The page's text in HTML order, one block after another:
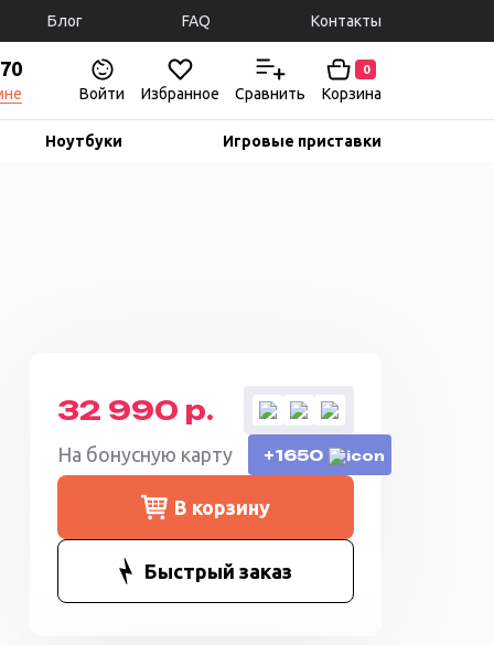
Блог FAQ Контакты
Войти Избранное Сравнить
0
Корзина
Ноутбуки Игровые приставки
32 990 р.
На бонусную карту +1650
В корзину
Быстрый заказ